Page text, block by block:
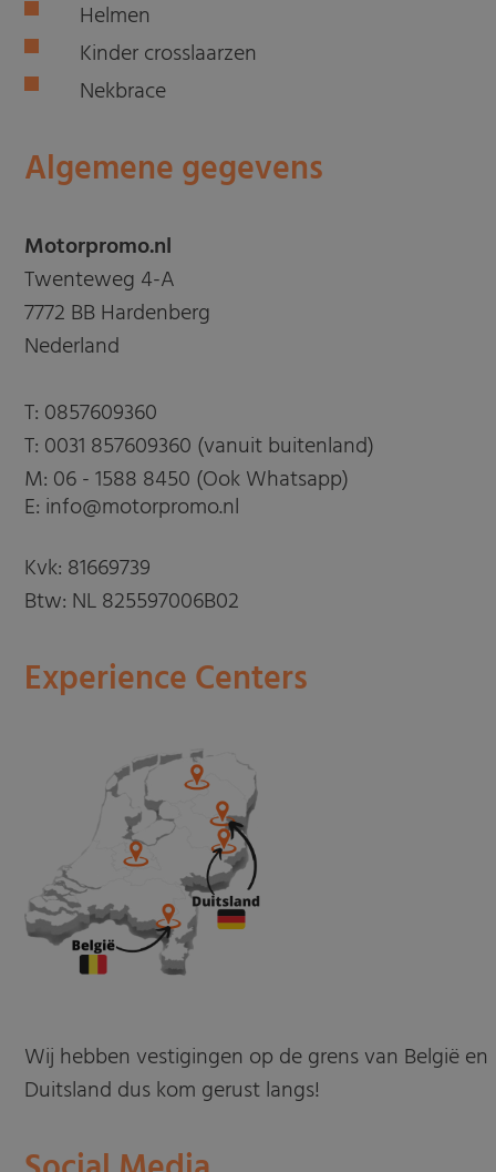
Helmen
Kinder crosslaarzen
Nekbrace
Algemene gegevens
Motorpromo.nl
Twenteweg 4-A
7772 BB Hardenberg
Nederland
T: 0857609360
T: 0031 857609360 (vanuit buitenland)
M: 06 - 1588 8450 (Ook Whatsapp)
E: info@motorpromo.nl
Kvk: 81669739
Btw: NL 825597006B02
Experience Centers
Wij hebben vestigingen op de grens van België en
Duitsland dus kom gerust langs!